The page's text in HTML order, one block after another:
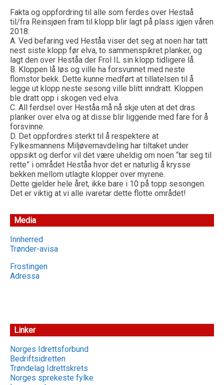
Fakta og oppfordring til alle som ferdes over Hestaå
til/fra Reinsjøen fram til klopp blir lagt på plass igjen våren
2018:
A. Ved befaring ved Heståa viser det seg at noen har tatt
nest siste klopp før elva, to sammenspikret planker, og
lagt den over Heståa der Frol IL sin klopp tidligere lå.
B. Kloppen lå løs og ville ha forsvunnet med neste
flomstor bekk. Dette kunne medført at tillatelsen til å
legge ut klopp neste sesong ville blitt inndratt. Kloppen
ble dratt opp i skogen ved elva.
C. All ferdsel over Heståa må nå skje uten at det dras
planker over elva og at disse blir liggende med fare for å
forsvinne.
D. Det oppfordres sterkt til å respektere at
Fylkesmannens Miljøvernavdeling har tiltaket under
oppsikt og derfor vil det være uheldig om noen “tar seg til
rette” i området Heståa hvor det er naturlig å krysse
bekken mellom utlagte klopper over myrene.
Dette gjelder hele året, ikke bare i 10 på topp sesongen.
Det er viktig at vi alle ivaretar dette flotte området!
Media
Innherred
Trønder-avisa
Frostingen
Adressa
Linker
Norges Idrettsforbund
Bedriftsidretten
Trøndelag Idrettskrets
Norges sprekeste fylke